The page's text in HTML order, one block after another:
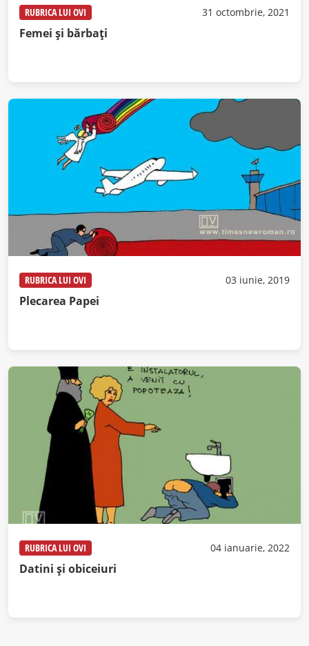
RUBRICA LUI OVI 31 octombrie, 2021
Femei și bărbați
RUBRICA LUI OVI 03 iunie, 2019
Plecarea Papei
RUBRICA LUI OVI 04 ianuarie, 2022
Datini și obiceiuri